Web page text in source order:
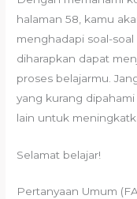
halaman 58, kamu
menghadapi soal-
diharapkan dapat
proses belajarmu.
yang kurang
lain untuk
Selamat belajar!
Pertanyaan Umum